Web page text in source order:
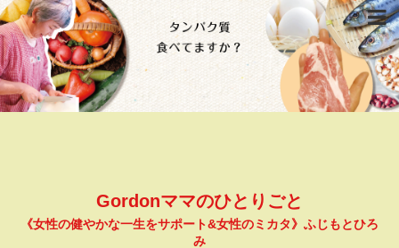
Gordonママのひとりごと
《女性の健やかな一生をサポート&女性のミカタ》ふじもとひろ
み